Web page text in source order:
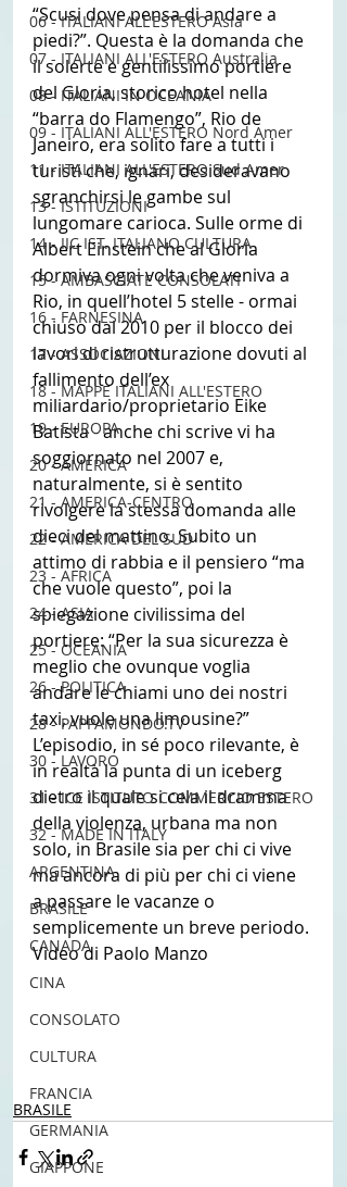
06 - ITALIANI ALL'ESTERO Asia
07 - ITALIANI ALL'ESTERO Australia
08 - ITALIANI IN OCEANIA
09 - ITALIANI ALL'ESTERO Nord Amer
11 - ITALIANI ALL'ESTERO Sud Amer
13 - ISTITUZIONI
14 - IIC IST. ITALIANO CULTURA
15 - AMBASCIATE CONSOLATI
16 - FARNESINA
17 - ASSOCIAZIONI
18 - MAPPE ITALIANI ALL'ESTERO
19 - EUROPA
20 - AMERICA
21 - AMERICA-CENTRO
22 - AMERICA DEL SUD
23 - AFRICA
24 - ASIA
25 - OCEANIA
26 - POLITICA
28 - PAPPAMONDO.TV
30 - LAVORO
31 - ICE ISTITUTO COMMERCIO ESTERO
32 - MADE IN ITALY
ARGENTINA
BRASILE
CANADA
CINA
CONSOLATO
CULTURA
FRANCIA
GERMANIA
GIAPPONE
“Scusi dove pensa di andare a
piedi?”. Questa è la domanda che
il solerte e gentilissimo portiere
del Gloria, storico hotel nella
“barra do Flamengo”, Rio de
Janeiro, era solito fare a tutti i
turisti che, ignari, desideravano
sgranchirsi le gambe sul
lungomare carioca. Sulle orme di
Albert Einstein che al Gloria
dormiva ogni volta che veniva a
Rio, in quell’hotel 5 stelle - ormai
chiuso dal 2010 per il blocco dei
lavori di ristrutturazione dovuti al
fallimento dell’ex
miliardario/proprietario Eike
Batista - anche chi scrive vi ha
soggiornato nel 2007 e,
naturalmente, si è sentito
rivolgere la stessa domanda alle
dieci del mattino. Subito un
attimo di rabbia e il pensiero “ma
che vuole questo”, poi la
spiegazione civilissima del
portiere: “Per la sua sicurezza è
meglio che ovunque voglia
andare le chiami uno dei nostri
taxi, vuole una limousine?”
L’episodio, in sé poco rilevante, è
in realtà la punta di un iceberg
dietro il quale si cela il dramma
della violenza, urbana ma non
solo, in Brasile sia per chi ci vive
ma ancora di più per chi ci viene
a passare le vacanze o
semplicemente un breve periodo.
Video di Paolo Manzo
#emigrare
#italianiallestero
#america
BRASILE